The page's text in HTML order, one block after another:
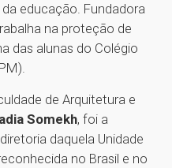
educação. Fundadora
na proteção de
das alunas do Colégio
de Arquitetura e
Somekh, foi a
daquela Unidade
no Brasil e no